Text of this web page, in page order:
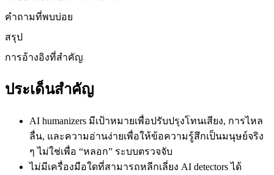
คำถามที่พบบ่อย
สรุป
การอ้างอิงที่สำคัญ
ประเด็นสำคัญ
AI humanizers มีเป้าหมายเพื่อปรับปรุงโทนเสียง, การไหล
ลื่น, และความอ่านง่ายเพื่อให้ข้อความรู้สึกเป็นมนุษย์จริง
ๆ ไม่ใช่เพื่อ “หลอก” ระบบตรวจจับ
ไม่มีเครื่องมือใดที่สามารถหลีกเลี่ยง AI detectors ได้